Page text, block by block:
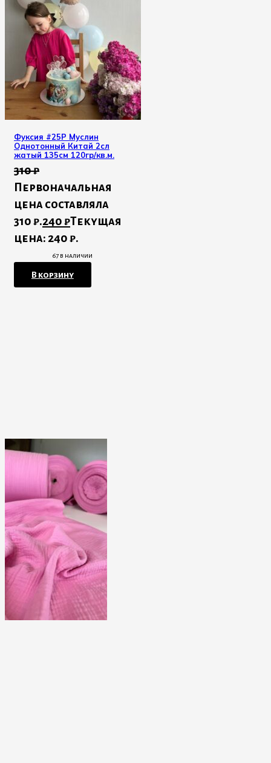
Фуксия #25Р Муслин
Однотонный Китай 2сл
жатый 135см 120гр/кв.м.
310₽
Первоначальная
цена составляла
310 ₽.240₽Текущая
цена: 240 ₽.
67 в наличии
В корзину